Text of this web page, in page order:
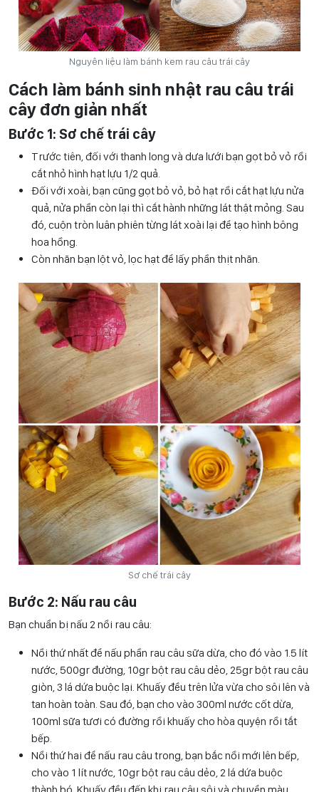
Nguyên liệu làm bánh kem rau câu trái cây
Cách làm bánh sinh nhật rau câu trái
cây đơn giản nhất
Bước 1: Sơ chế trái cây
Trước tiên, đối với thanh long và dưa lưới bạn gọt bỏ vỏ rồi
cắt nhỏ hình hạt lựu 1/2 quả.
Đối với xoài, bạn cũng gọt bỏ vỏ, bỏ hạt rồi cắt hạt lựu nửa
quả, nửa phần còn lại thì cắt hành những lát thật mỏng. Sau
đó, cuộn tròn luân phiên từng lát xoài lại để tạo hình bông
hoa hồng.
Còn nhãn bạn lột vỏ, lọc hạt để lấy phần thịt nhãn.
Sơ chế trái cây
Bước 2: Nấu rau câu
Bạn chuẩn bị nấu 2 nồi rau câu:
Nồi thứ nhất để nấu phần rau câu sữa dừa, cho đó vào 1.5 lít
nước, 500gr đường, 10gr bột rau câu dẻo, 25gr bột rau câu
giòn, 3 lá dứa buộc lại. Khuấy đều trên lửa vừa cho sôi lên và
tan hoàn toàn. Sau đó, bạn cho vào 300ml nước cốt dừa,
100ml sữa tươi có đường rồi khuấy cho hòa quyện rồi tắt
bếp.
Nồi thứ hai để nấu rau câu trong, bạn bắc nồi mới lên bếp,
cho vào 1 lít nước, 10gr bột rau câu dẻo, 2 lá dứa buộc